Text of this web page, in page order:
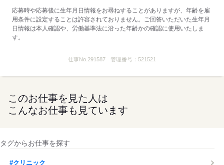
応募する
応募時や応募後に生年月日情報をお尋ねすることがありますが、年齢を雇
用条件に設定することは許容されておりません。ご回答いただいた生年月
日情報は本人確認や、労働基準法に沿った年齢かの確認に使用いたしま
す。
仕事No. 291587 管理番号： 521521
このお仕事を見た人は
こんなお仕事も見ています
タグからお仕事を探す
#クリニック